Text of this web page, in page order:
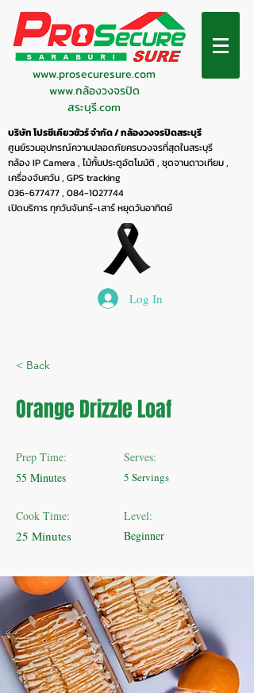
www.prosecuresure.com
www.กล้องวงจรปิด
สระบุรี.com
บริษัท โปรซีเคียวชัวร์ จำกัด / กล้องวงจรปิดสระบุรี
ศูนย์รวมอุปกรณ์ความปลอดภัยครบวงจรที่สุดในสระบุรี
กล้อง IP Camera , ไม้กั้นประตูอัตโมมัติ , ชุดจานดาวเทียม ,
เครื่องจับควัน , GPS tracking
036-677477, 084-1027744
เปิดบริการ ทุกวันจันทร์-เสาร์ หยุดวันอาทิตย์
Log In
< Back
Orange Drizzle Loaf
Prep Time:
55 Minutes
Cook Time:
25 Minutes
Serves:
5 Servings
Level:
Beginner